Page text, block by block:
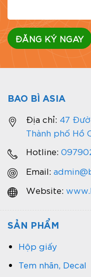
BAO BÌ ASIA
Địa chỉ: 47
Thành phố Hồ
Hotline:
Email:
Website:
SẢN PHẨM
Hộp giấy
Tem nhãn, Decal